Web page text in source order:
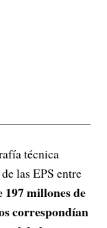
técnica
las EPS entre
197 millones de
correspondían